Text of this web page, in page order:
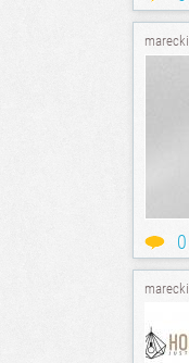
marecki
0
marecki